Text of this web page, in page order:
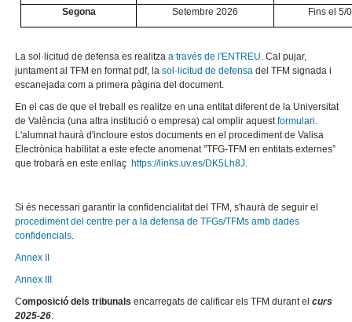
Segona Setembre 2026 Fins el 5/
La sol·licitud de defensa es realitzaa través de l'ENTREU. Cal pujar,
juntament al TFM en format pdf, lasol·licitud de defensa del TFM signada i
escanejada com a primera pàgina del document.
En el cas de que el treball es realitze en una entitat diferent de la Universitat
de València (una altra institució o empresa) cal omplir aquestformulari.
L'alumnat haurà d'incloure estos documents en el procediment de Valisa
Electrònica habilitat a este efecte anomenat "TFG-TFM en entitats externes”
que trobarà en este enllaç https://links.uv.es/DK5Lh8J.
Si és necessari garantir la confidencialitat del TFM, s'haurà de seguir el
procediment del centre per a la defensa de TFGs/TFMs amb dades
confidencials.
Annex II
Annex III
Composició dels tribunals encarregats de calificar els TFM durant elcurs
2025-26: